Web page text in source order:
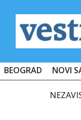
BEOGRAD NOVI